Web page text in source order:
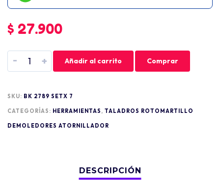
$ 27.900
- + Añadir al carrito Comprar
SKU: BK 2789 SETX 7
CATEGORÍAS: HERRAMIENTAS , TALADROS ROTOMARTILLO
DEMOLEDORES ATORNILLADOR